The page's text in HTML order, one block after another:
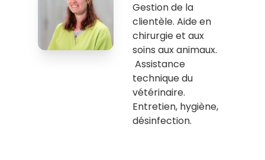
Gestion de la
clientèle. Aide en
chirurgie et aux
soins aux animaux.
Assistance
technique du
vétérinaire.
Entretien, hygiène,
désinfection.